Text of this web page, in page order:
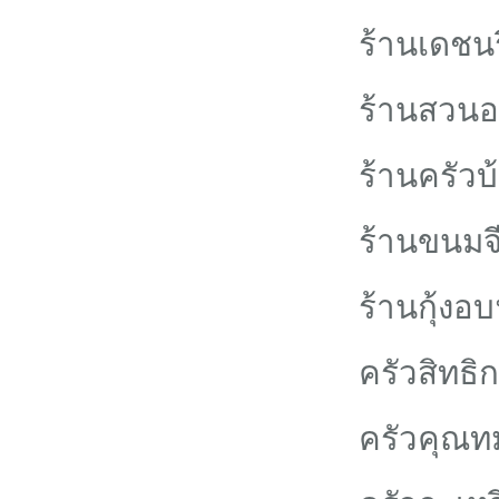
ร้านเดช
ร้านสวน
ร้านครัว
ร้านขนม
ร้านกุ้งอ
ครัวสิทธิ
ครัวคุณ